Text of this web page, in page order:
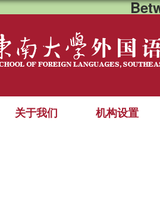
关于我们 机构设置